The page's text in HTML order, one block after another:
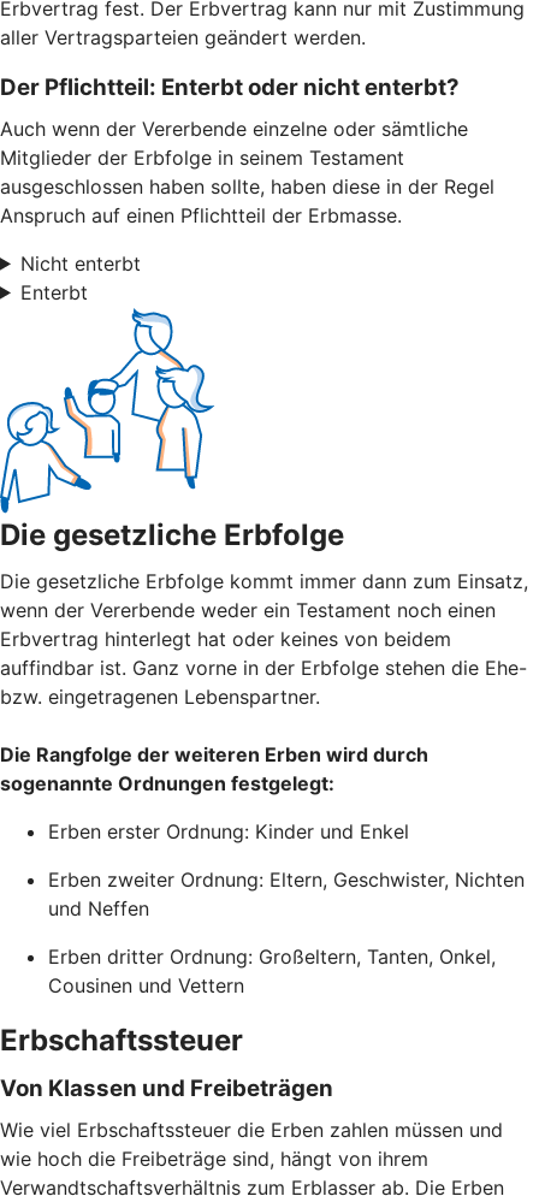
Erbvertrag fest. Der Erbvertrag kann nur mit Zustimmung
aller Vertragsparteien geändert werden.
Der Pflichtteil: Enterbt oder nicht enterbt?
Auch wenn der Vererbende einzelne oder sämtliche
Mitglieder der Erbfolge in seinem Testament
ausgeschlossen haben sollte, haben diese in der Regel
Anspruch auf einen Pflichtteil der Erbmasse.
Nicht enterbt
Enterbt
Die gesetzliche Erbfolge
Die gesetzliche Erbfolge kommt immer dann zum Einsatz,
wenn der Vererbende weder ein Testament noch einen
Erbvertrag hinterlegt hat oder keines von beidem
auffindbar ist. Ganz vorne in der Erbfolge stehen die Ehe-
bzw. eingetragenen Lebenspartner.
Die Rangfolge der weiteren Erben wird durch
sogenannte Ordnungen festgelegt:
Erben erster Ordnung: Kinder und Enkel
Erben zweiter Ordnung: Eltern, Geschwister, Nichten
und Neffen
Erben dritter Ordnung: Großeltern, Tanten, Onkel,
Cousinen und Vettern
Erbschaftssteuer
Von Klassen und Freibeträgen
Wie viel Erbschaftssteuer die Erben zahlen müssen und
wie hoch die Freibeträge sind, hängt von ihrem
Verwandtschaftsverhältnis zum Erblasser ab. Die Erben